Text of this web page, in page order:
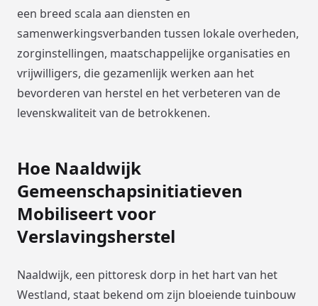
een breed scala aan diensten en
samenwerkingsverbanden tussen lokale overheden,
zorginstellingen, maatschappelijke organisaties en
vrijwilligers, die gezamenlijk werken aan het
bevorderen van herstel en het verbeteren van de
levenskwaliteit van de betrokkenen.
Hoe Naaldwijk
Gemeenschapsinitiatieven
Mobiliseert voor
Verslavingsherstel
Naaldwijk, een pittoresk dorp in het hart van het
Westland, staat bekend om zijn bloeiende tuinbouw